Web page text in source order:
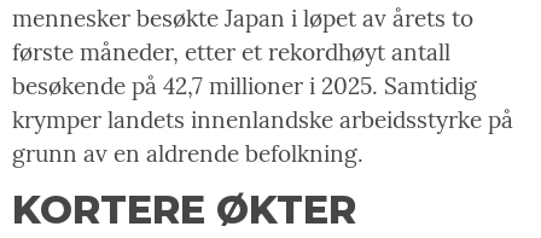
mennesker besøkte Japan i løpet av årets to
første måneder, etter et rekordhøyt antall
besøkende på 42,7 millioner i 2025. Samtidig
krymper landets innenlandske arbeidsstyrke på
grunn av en aldrende befolkning.
KORTERE ØKTER